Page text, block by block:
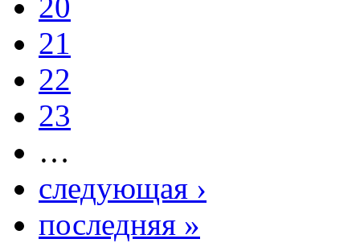
20
21
22
23
…
следующая ›
последняя »